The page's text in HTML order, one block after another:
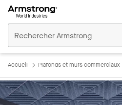
Plafonds
Commerciaux
Accueil Plafonds et murs commerciaux